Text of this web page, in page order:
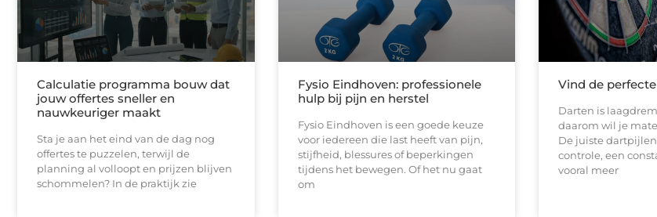
Calculatie programma bouw dat
jouw offertes sneller en
nauwkeuriger maakt
Sta je aan het eind van de dag nog
offertes te puzzelen, terwijl de
planning al volloopt en prijzen blijven
schommelen? In de praktijk zie
Fysio Eindhoven: professionele
hulp bij pijn en herstel
Fysio Eindhoven is een goede keuze
voor iedereen die last heeft van pijn,
stijfheid, blessures of beperkingen
tijdens het bewegen. Of het nu gaat
om
Vind de
Darten is
daarom wil je
De juiste
controle, een
vooral meer